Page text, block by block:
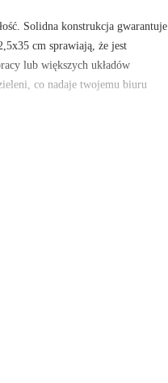
Solidna konstrukcja gwarantuje
cm sprawiają, że jest
lub większych układów
co nadaje twojemu biuru
wnętrza.
Plantenbak Kantoor łączy
skontaktuj się z naszym